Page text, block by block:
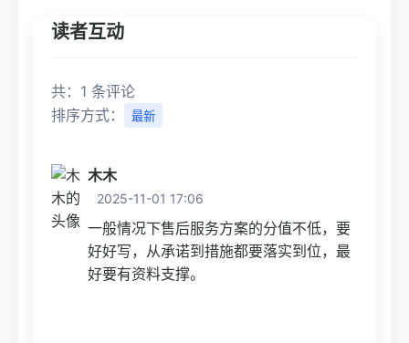
读者互动
共：1 条评论
排序方式：
最新
木木
2025-11-01 17:06
一般情况下售后服务方案的分值不低，要
好好写，从承诺到措施都要落实到位，最
好要有资料支撑。